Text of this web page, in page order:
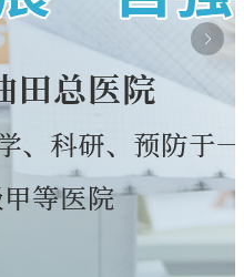
医疗服务价格的公
务项目价格的公示
预交金收取公示
院区)住院预交金收
29日--7月4日专家
疗费用"零自付"在正
我院扎实开展防范非